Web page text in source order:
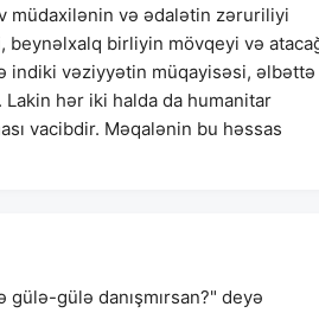
müdaxilənin və ədalətin zəruriliyi
birliyin mövqeyi və
indiki vəziyyətin müqayisəsi, əlbəttə
hər iki halda da humanitar
vacibdir. Məqalənin bu həssas
gülə danışmırsan?" deyə